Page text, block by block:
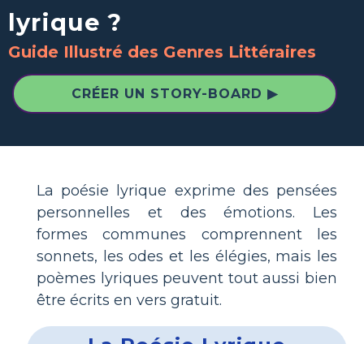
lyrique ?
Guide Illustré des Genres Littéraires
CRÉER UN STORY-BOARD ▶
La poésie lyrique exprime des pensées
personnelles et des émotions. Les
formes communes comprennent les
sonnets, les odes et les élégies, mais les
poèmes lyriques peuvent tout aussi bien
être écrits en vers gratuit.